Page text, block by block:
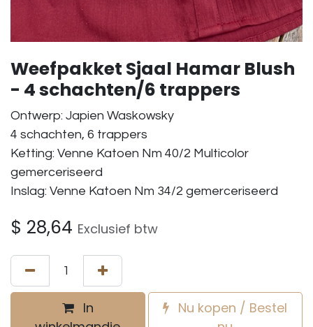
Weefpakket Sjaal Hamar Blush
- 4 schachten/6 trappers
Ontwerp: Japien Waskowsky
4 schachten, 6 trappers
Ketting: Venne Katoen Nm 40/2 Multicolor
gemerceriseerd
Inslag: Venne Katoen Nm 34/2 gemerceriseerd
$ 28,64 Exclusief btw
In
Nu kopen / Bestel